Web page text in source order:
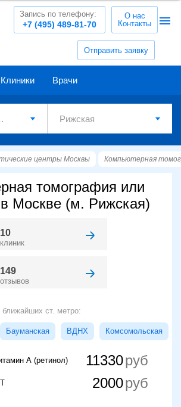
Отправить заявку
+7 (495) 489-81-70
Запись по телефону:
О нас
Контакты
Клиники Врачи
центры Москвы Компьютерная
томография или
Москве (м. Рижская)
10
клиник
149
отзывов
ближайших ст. метро:
Бауманская ВДНХ Комсомольская
А (ретинол) 11330
2000